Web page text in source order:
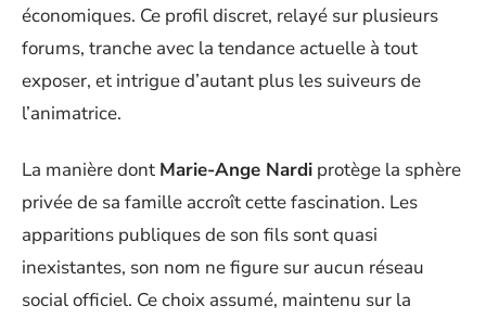
économiques. Ce profil discret, relayé sur plusieurs
forums, tranche avec la tendance actuelle à tout
exposer, et intrigue d’autant plus les suiveurs de
l’animatrice.
La manière dont Marie-Ange Nardi protège la sphère
privée de sa famille accroît cette fascination. Les
apparitions publiques de son fils sont quasi
inexistantes, son nom ne figure sur aucun réseau
social officiel. Ce choix assumé, maintenu sur la